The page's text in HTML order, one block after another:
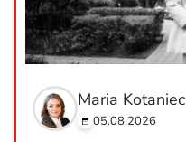
Maria Kotaniec
05.08.2026